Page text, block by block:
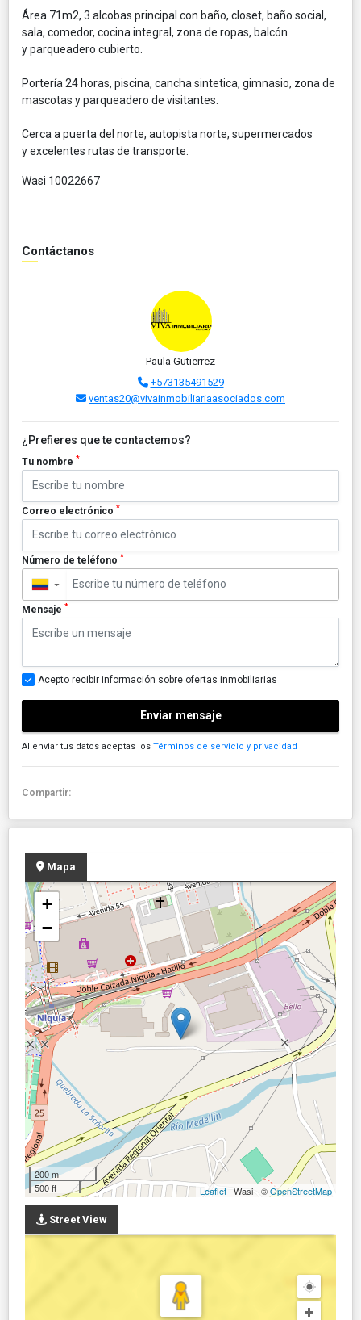
Área 71m2, 3 alcobas principal con baño, closet, baño social,
sala, comedor, cocina integral, zona de ropas, balcón
y parqueadero cubierto.
Portería 24 horas, piscina, cancha sintetica, gimnasio, zona de
mascotas y parqueadero de visitantes.
Cerca a puerta del norte, autopista norte, supermercados
y excelentes rutas de transporte.
Wasi 10022667
Contáctanos
Paula Gutierrez
+573135491529
ventas20@vivainmobiliariaasociados.com
¿Prefieres que te contactemos?
Tu nombre *
Correo electrónico *
Número de teléfono *
▼
Mensaje *
Acepto recibir información sobre ofertas inmobiliarias
Enviar mensaje
Al enviar tus datos aceptas los Términos de servicio y privacidad
Compartir:
Mapa
+
−
200 m
500 ft
Leaflet | Wasi - ©OpenStreetMap
Street View